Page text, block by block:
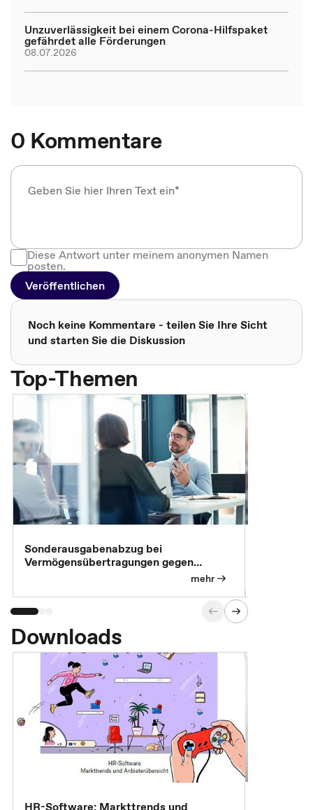
Unzuverlässigkeit bei einem Corona-Hilfspaket
gefährdet alle Förderungen
08.07.2026
0 Kommentare
Diese Antwort unter meinem anonymen Namen
posten.
Veröffentlichen
Noch keine Kommentare - teilen Sie Ihre Sicht
und starten Sie die Diskussion
Top-Themen
Sonderausgabenabzug bei
Vermögensübertragungen gegen
mehr
Downloads
HR-Software: Markttrends und